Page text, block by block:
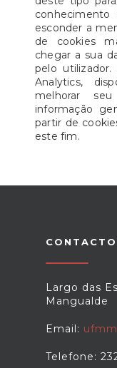
esconder a
de cookies
chegar a sua
pelo
Analytics,
melhorar
informação
partir de
este fim.
Largo das
Mangualde
Email:
Telefone: